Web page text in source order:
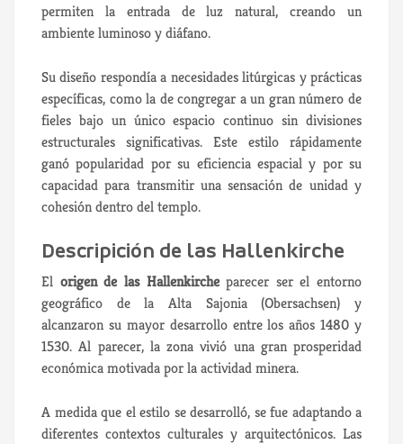
permiten la entrada de luz natural, creando un
ambiente luminoso y diáfano.
Su diseño respondía a necesidades litúrgicas y prácticas
específicas, como la de congregar a un gran número de
fieles bajo un único espacio continuo sin divisiones
estructurales significativas. Este estilo rápidamente
ganó popularidad por su eficiencia espacial y por su
capacidad para transmitir una sensación de unidad y
cohesión dentro del templo.
Descripición de las Hallenkirche
El origen de las Hallenkircheparecer ser el entorno
geográfico de la Alta Sajonia (Obersachsen) y
alcanzaron su mayor desarrollo entre los años 1480 y
1530. Al parecer, la zona vivió una gran prosperidad
económica motivada por la actividad minera.
A medida que el estilo se desarrolló, se fue adaptando a
diferentes contextos culturales y arquitectónicos. Las